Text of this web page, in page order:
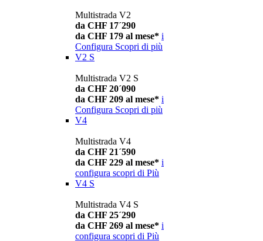
Multistrada V2
da CHF 17´290
da CHF 179 al mese* i
Configura Scopri di più
V2 S
Multistrada V2 S
da CHF 20´090
da CHF 209 al mese* i
Configura Scopri di più
V4
Multistrada V4
da CHF 21´590
da CHF 229 al mese* i
configura scopri di Più
V4 S
Multistrada V4 S
da CHF 25´290
da CHF 269 al mese* i
configura scopri di Più